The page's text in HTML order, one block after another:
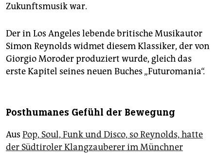
Zukunftsmusik war.
Der in Los Angeles lebende britische Musikautor
Simon Reynolds widmet diesem Klassiker, der von
Giorgio Moroder produziert wurde, gleich das
erste Kapitel seines neuen Buches „Futuromania“.
Posthumanes Gefühl der Bewegung
Aus Pop, Soul, Funk und Disco, so Reynolds, hatte
der Südtiroler Klangzauberer im Münchner